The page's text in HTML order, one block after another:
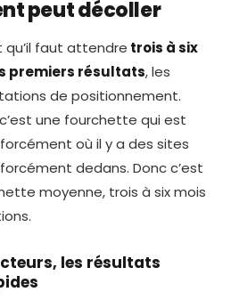
peut décoller
qu’il faut attendre trois à six
premiers résultats, les
de positionnement.
une fourchette qui est
où il y a des sites
dedans. Donc c’est
moyenne, trois à six mois
les résultats